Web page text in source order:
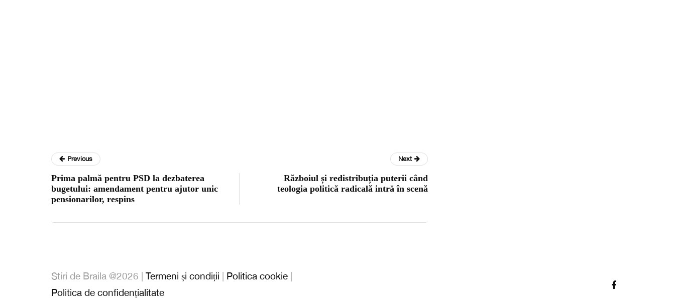
Previous
Prima palmă pentru PSD la dezbaterea
bugetului: amendament pentru ajutor unic
pensionarilor, respins
Next
Războiul și redistribuția puterii când
teologia politică radicală intră în scenă
Stiri de Braila @2026 | Termeni și condiții Politica cookie
Politica de confidențialitate